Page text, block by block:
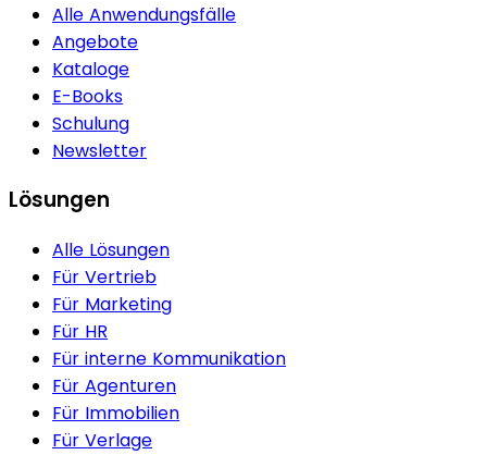
Alle Anwendungsfälle
Angebote
Kataloge
E-Books
Schulung
Newsletter
Lösungen
Alle Lösungen
Für Vertrieb
Für Marketing
Für HR
Für interne Kommunikation
Für Agenturen
Für Immobilien
Für Verlage